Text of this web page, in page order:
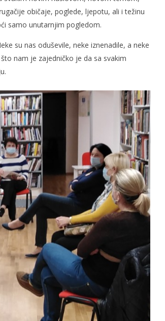
običaje, poglede, ljepotu, ali i težinu
samo unutarnjim pogledom.
su nas oduševile, neke iznenadile, a neke
nam je zajedničko je da sa svakim